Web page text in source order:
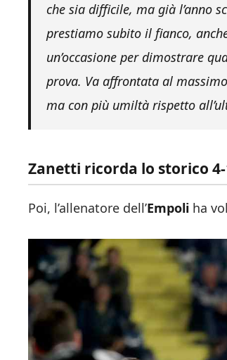
che sia difficile, ma già l’anno
prestiamo subito il fianco,
un’occasione per dimostrare
prova. Va affrontata al
ma con più umiltà rispetto
Zanetti ricorda lo storico
Poi, l’allenatore dell’Empoli ha